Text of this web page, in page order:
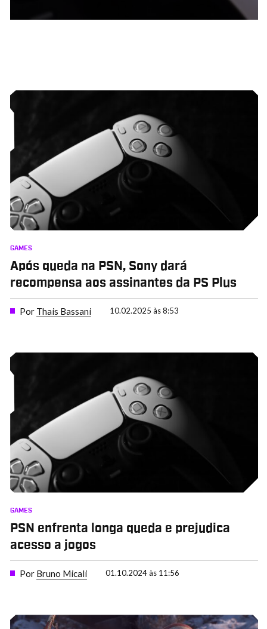
GAMES
Após queda na PSN, Sony dará
recompensa aos assinantes da PS Plus
Por Thais Bassani 10.02.2025 às 8:53
GAMES
PSN enfrenta longa queda e prejudica
acesso a jogos
Por Bruno Micali 01.10.2024 às 11:56